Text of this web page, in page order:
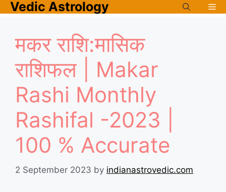
SkipVedic Astrology
मकर राशि:मासिक
राशिफल | Makar
Rashi Monthly
Rashifal -2023 |
100 % Accurate
2 September 2023 by indianastrovedic.com